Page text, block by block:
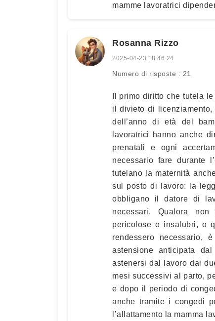
mamme lavoratrici
Rosanna Rizzo
2025-04-23 18:46:24
Numero di risposte : 21
Il primo diritto che tutela
il divieto di
dell’anno di età del
lavoratrici hanno anche
prenatali e ogni
necessario fare durante
tutelano la maternità
sul posto di lavoro: la
obbligano il datore di
necessari. Qualora
pericolose o insalubri, o
rendessero necessario,
astensione anticipata
astenersi dal lavoro dai
mesi successivi al parto,
e dopo il periodo di
anche tramite i congedi
l’allattamento la mamma